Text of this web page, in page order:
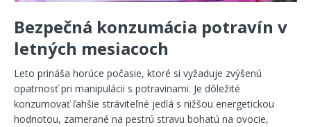
Bezpečná konzumácia potravín v
letných mesiacoch
Leto prináša horúce počasie, ktoré si vyžaduje zvýšenú
opatrnosť pri manipulácii s potravinami. Je dôležité
konzumovať ľahšie stráviteľné jedlá s nižšou energetickou
hodnotou, zamerané na pestrú stravu bohatú na ovocie,